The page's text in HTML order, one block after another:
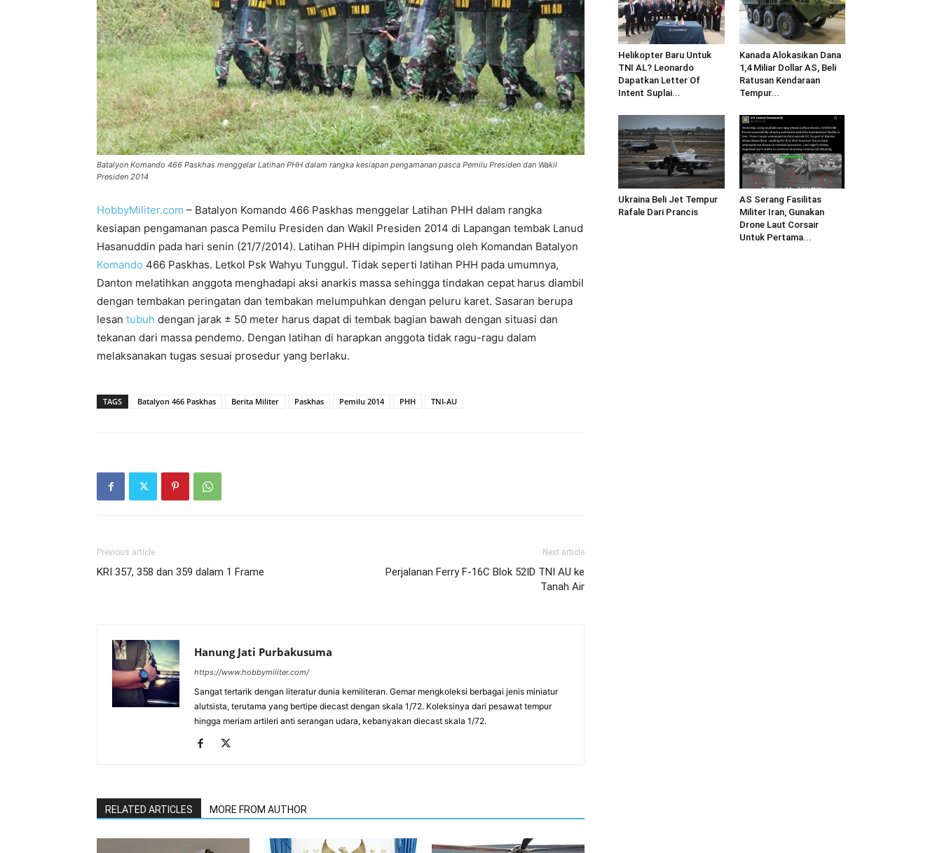
Batalyon Komando 466 Paskhas menggelar Latihan PHH dalam rangka kesiapan pengamanan pasca Pemilu Presiden dan Wakil
Presiden 2014
HobbyMiliter.com – Batalyon Komando 466 Paskhas menggelar Latihan PHH dalam rangka
kesiapan pengamanan pasca Pemilu Presiden dan Wakil Presiden 2014 di Lapangan tembak Lanud
Hasanuddin pada hari senin (21/7/2014). Latihan PHH dipimpin langsung oleh Komandan Batalyon
Komando 466 Paskhas. Letkol Psk Wahyu Tunggul. Tidak seperti latihan PHH pada umumnya,
Danton melatihkan anggota menghadapi aksi anarkis massa sehingga tindakan cepat harus diambil
dengan tembakan peringatan dan tembakan melumpuhkan dengan peluru karet. Sasaran berupa
lesan tubuh dengan jarak ± 50 meter harus dapat di tembak bagian bawah dengan situasi dan
tekanan dari massa pendemo. Dengan latihan di harapkan anggota tidak ragu-ragu dalam
melaksanakan tugas sesuai prosedur yang berlaku.
TAGS Batalyon 466 Paskhas Berita Militer Paskhas Pemilu 2014 PHH TNI-AU
Previous article
KRI 357, 358 dan 359 dalam 1 Frame
Next article
Perjalanan Ferry F-16C Blok 52ID TNI AU ke
Tanah Air
Hanung Jati Purbakusuma
https://www.hobbymiliter.com/
Sangat tertarik dengan literatur dunia kemiliteran. Gemar mengkoleksi berbagai jenis miniatur
alutsista, terutama yang bertipe diecast dengan skala 1/72. Koleksinya dari pesawat tempur
hingga meriam artileri anti serangan udara, kebanyakan diecast skala 1/72.
RELATED ARTICLES MORE FROM AUTHOR
Helikopter Baru Untuk
TNI AL? Leonardo
Dapatkan Letter Of
Intent Suplai...
Kanada Alokasikan Dana
1,4 Miliar Dollar AS, Beli
Ratusan Kendaraan
Tempur...
Ukraina Beli Jet Tempur
Rafale Dari Prancis
AS Serang Fasilitas
Militer Iran, Gunakan
Drone Laut Corsair
Untuk Pertama...